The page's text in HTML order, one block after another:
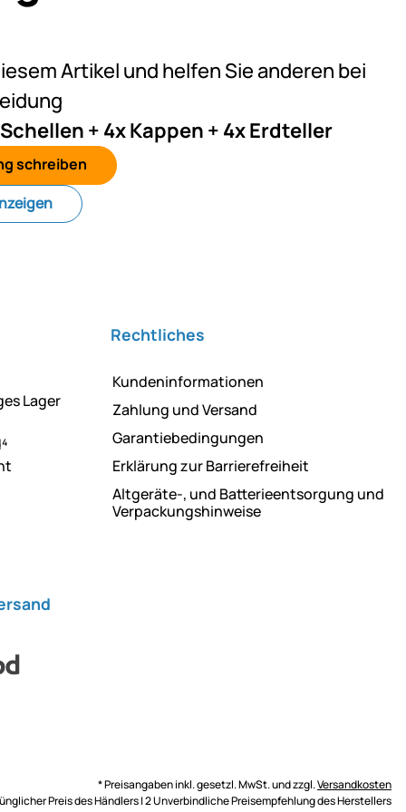
Artikel und helfen Sie anderen bei
+ 4x Kappen + 4x Erdteller
schreiben
Lager
Rechtliches
Kundeninformationen
Zahlung und Versand
Garantiebedingungen
Erklärung zur Barrierefreiheit
Altgeräte-, und Batterieentsorgung und
Verpackungshinweise
* Preisangaben inkl. gesetzl. MwSt. und zzgl.Versandkosten
Preis des Händlers | 2 Unverbindliche Preisempfehlung des Herstellers